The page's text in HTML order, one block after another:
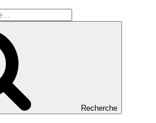
Recherche